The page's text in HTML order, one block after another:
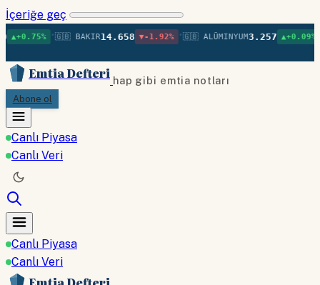
İçeriğe geç
🇬🇧 BAKIR 14.658 ▼-1.92% •🇬🇧 ALÜMINYUM 3.257 ▲+0.09% •🇬🇧
Emtia Defteri hap gibi emtia notları
Abone ol
Canlı Piyasa
Canlı Veri
Canlı Piyasa
Canlı Veri